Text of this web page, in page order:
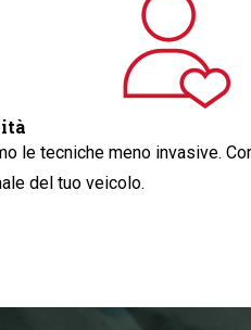
le tecniche meno invasive.
del tuo veicolo.